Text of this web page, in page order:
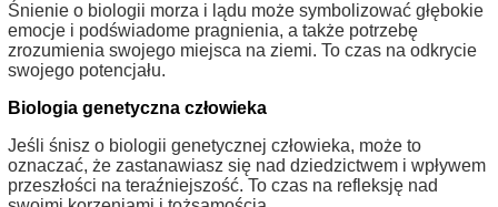
Śnienie o biologii morza i lądu może symbolizować głębokie
emocje i podświadome pragnienia, a także potrzebę
zrozumienia swojego miejsca na ziemi. To czas na odkrycie
swojego potencjału.
Biologia genetyczna człowieka
Jeśli śnisz o biologii genetycznej człowieka, może to
oznaczać, że zastanawiasz się nad dziedzictwem i wpływem
przeszłości na teraźniejszość. To czas na refleksję nad